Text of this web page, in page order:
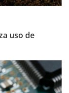
uso de